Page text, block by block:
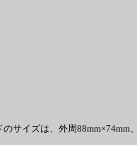
イズは、外周88mm×74mm、